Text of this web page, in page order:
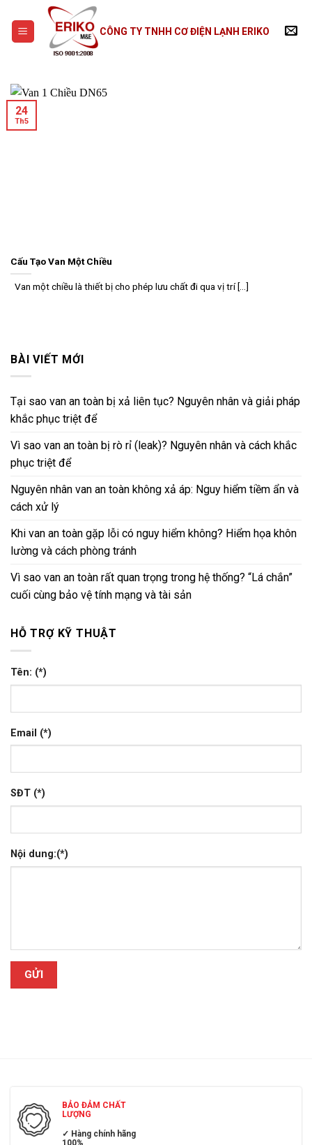
content
CÔNG TY TNHH CƠ ĐIỆN LẠNH ERIKO
Cấu Tạo Van Một Chiều
Van một chiều là thiết bị cho phép lưu chất đi qua vị trí [...]
24
Th5
BÀI VIẾT MỚI
Tại sao van an toàn bị xả liên tục? Nguyên nhân và giải pháp
khắc phục triệt để
Vì sao van an toàn bị rò rỉ (leak)? Nguyên nhân và cách khắc
phục triệt để
Nguyên nhân van an toàn không xả áp: Nguy hiểm tiềm ẩn và
cách xử lý
Khi van an toàn gặp lỗi có nguy hiểm không? Hiểm họa khôn
lường và cách phòng tránh
Vì sao van an toàn rất quan trọng trong hệ thống? “Lá chắn”
cuối cùng bảo vệ tính mạng và tài sản
HỖ TRỢ KỸ THUẬT
Tên: (*)
Email (*)
SĐT (*)
Nội dung:(*)
BẢO ĐẢM CHẤT
LƯỢNG
✓ Hàng chính hãng
100%